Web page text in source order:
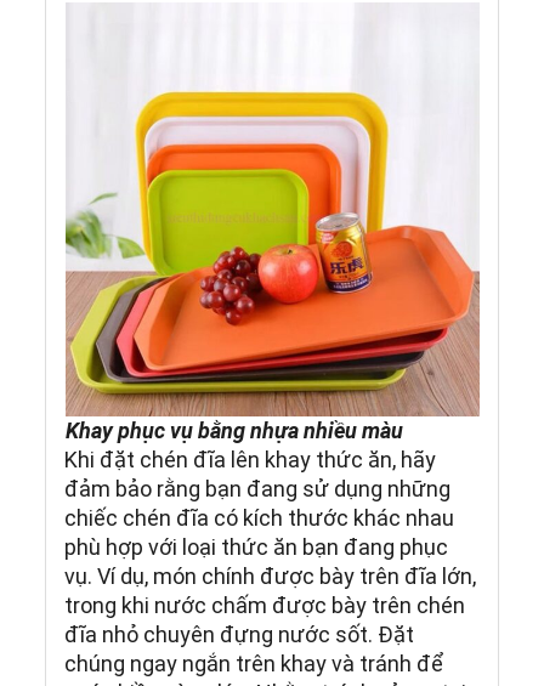
Khay phục vụ bằng nhựa nhiều màu
Khi đặt chén đĩa lên khay thức ăn, hãy
đảm bảo rằng bạn đang sử dụng những
chiếc chén đĩa có kích thước khác nhau
phù hợp với loại thức ăn bạn đang phục
vụ. Ví dụ, món chính được bày trên đĩa lớn,
trong khi nước chấm được bày trên chén
đĩa nhỏ chuyên đựng nước sốt. Đặt
chúng ngay ngắn trên khay và tránh để